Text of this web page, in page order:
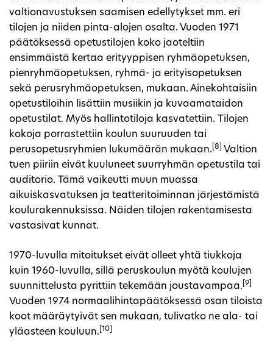
valtionavustuksen saamisen edellytykset mm. eri
tilojen ja niiden pinta-alojen osalta. Vuoden 1971
päätöksessä opetustilojen koko jaoteltiin
ensimmäistä kertaa erityyppisen ryhmäopetuksen,
pienryhmäopetuksen, ryhmä- ja erityisopetuksen
sekä perusryhmäopetuksen, mukaan. Ainekohtaisiin
opetustiloihin lisättiin musiikin ja kuvaamataidon
opetustilat. Myös hallintotiloja kasvatettiin. Tilojen
kokoja porrastettiin koulun suuruuden tai
perusopetusryhmien lukumäärän mukaan. [8]
Valtion
tuen piiriin eivät kuuluneet suurryhmän opetustila tai
auditorio. Tämä vaikeutti muun muassa
aikuiskasvatuksen ja teatteritoiminnan järjestämistä
koulurakennuksissa. Näiden tilojen rakentamisesta
vastasivat kunnat.
1970-luvulla mitoitukset eivät olleet yhtä tiukkoja
kuin 1960-luvulla, sillä peruskoulun myötä koulujen
suunnittelusta pyrittiin tekemään joustavampaa. [9]
Vuoden 1974 normaalihintapäätöksessä osan tiloista
koot määräytyivät sen mukaan, tulivatko ne ala- tai
yläasteen kouluun. [10]